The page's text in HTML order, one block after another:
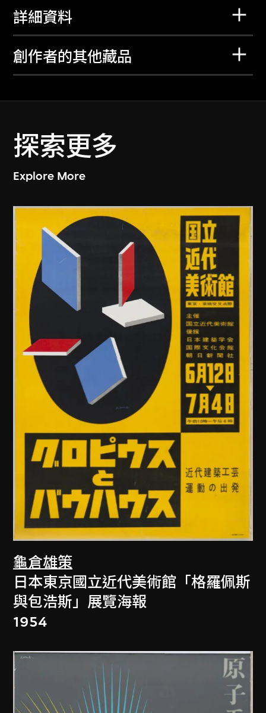
詳細資料
創作者的其他藏品
探索更多
Explore More
龜倉雄策
日本東京國立近代美術館「格羅佩斯
與包浩斯」展覽海報
1954